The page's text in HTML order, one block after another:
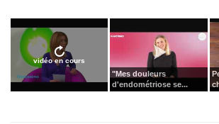
vidéo en cours
"Mes douleurs
d'endométriose se...